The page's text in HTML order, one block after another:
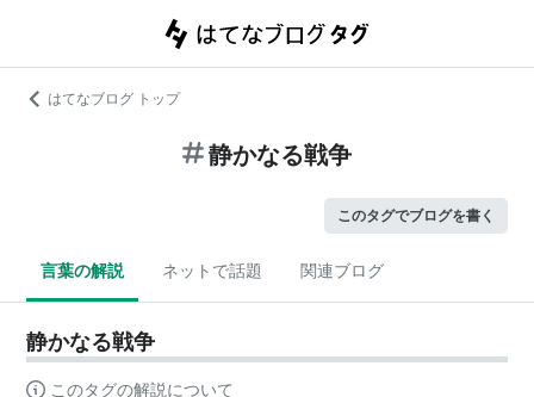
はてなブログ トップ
静かなる戦争
このタグでブログを書く
言葉の解説 ネットで話題 関連ブログ
静かなる戦争
このタグの解説について